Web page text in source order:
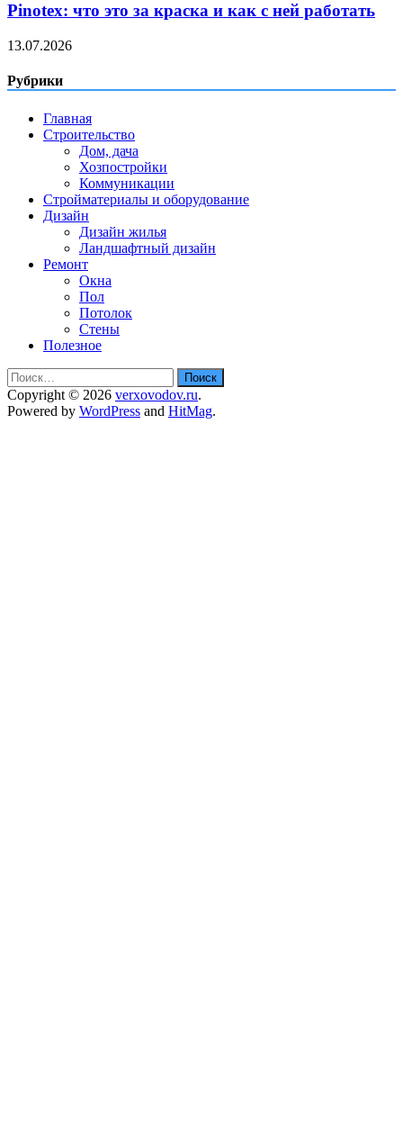
Pinotex: что это за краска и как с ней работать
13.07.2026
Рубрики
Главная
Строительство
Дом, дача
Хозпостройки
Коммуникации
Стройматериалы и оборудование
Дизайн
Дизайн жилья
Ландшафтный дизайн
Ремонт
Окна
Пол
Потолок
Стены
Полезное
Найти:
Copyright © 2026 verxovodov.ru.
Powered by WordPress and HitMag.